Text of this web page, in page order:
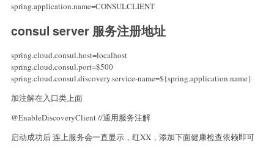
spring.application.name=CONSULCLIENT
consul server 服务注册地址
spring.cloud.consul.host=localhost
spring.cloud.consul.port=8500
spring.cloud.consul.discovery.service-name=${spring.application.name}
加注解在入口类上面
@EnableDiscoveryClient //通用服务注解
启动成功后 连上服务会一直显示，红XX，添加下面健康检查依赖即可